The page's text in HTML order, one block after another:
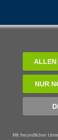
ALLEN
NUR
Mit freundlicher